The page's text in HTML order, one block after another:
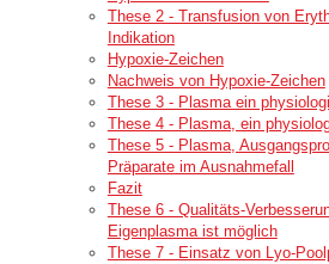
These 2 - Transfusion von
Indikation
Hypoxie-Zeichen
Nachweis von Hypoxie-Zeichen
These 3 - Plasma ein
These 4 - Plasma, ein
These 5 - Plasma,
Präparate im Ausnahmefall
Fazit
These 6 - Qualitäts-
Eigenplasma ist möglich
These 7 - Einsatz von Lyo-